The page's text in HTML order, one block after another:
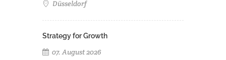
Düsseldorf
Strategy for Growth
07. August 2026